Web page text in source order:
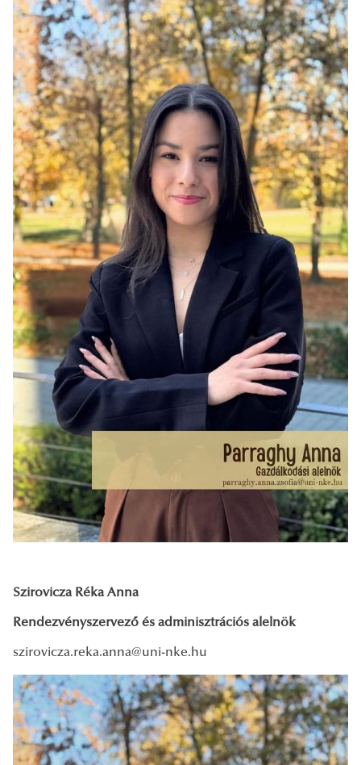
Szirovicza Réka Anna
Rendezvényszervező és adminisztrációs alelnök
szirovicza.reka.anna@uni-nke.hu